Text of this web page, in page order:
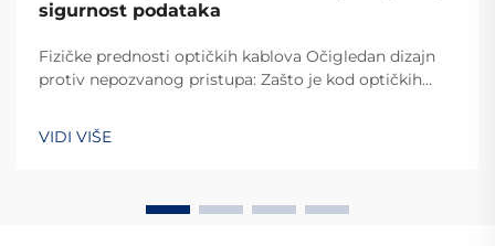
sigurnost podataka
Fizičke prednosti optičkih kablova Očigledan dizajn
protiv nepozvanog pristupa: Zašto je kod optičkih
kod optičkih kablova toliko teško provaliti u njihov
sistem je zato što oni prenose podatke putem
VIDI VIŠE